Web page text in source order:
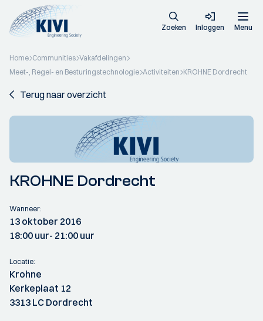
Zoeken Inloggen Menu
Home Communities Vakafdelingen
Meet-, Regel- en Besturingstechnologie Activiteiten KROHNE Dordrecht
Terug naar overzicht
KROHNE Dordrecht
Wanneer:
13 oktober 2016
18:00 uur- 21:00 uur
Locatie:
Krohne
Kerkeplaat 12
3313 LC Dordrecht